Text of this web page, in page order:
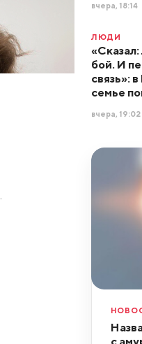
вчера, 18:14
ЛЮДИ
бой. И
связь»:
семье
вчера, 19:02
с